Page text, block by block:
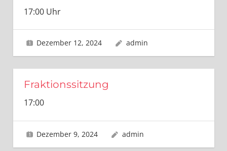
17:00 Uhr
Dezember 12, 2024 admin
Fraktionssitzung
17:00
Dezember 9, 2024 admin